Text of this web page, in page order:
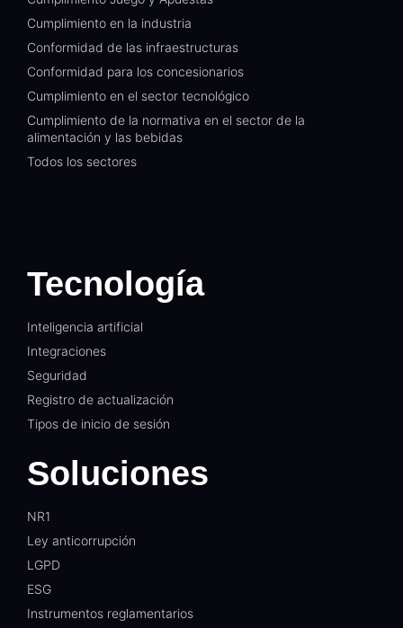
Cumplimiento en la industria
Conformidad de las infraestructuras
Conformidad para los concesionarios
Cumplimiento en el sector tecnológico
Cumplimiento de la normativa en el sector de la
alimentación y las bebidas
Todos los sectores
Tecnología
Inteligencia artificial
Integraciones
Seguridad
Registro de actualización
Tipos de inicio de sesión
Soluciones
NR1
Ley anticorrupción
LGPD
ESG
Instrumentos reglamentarios